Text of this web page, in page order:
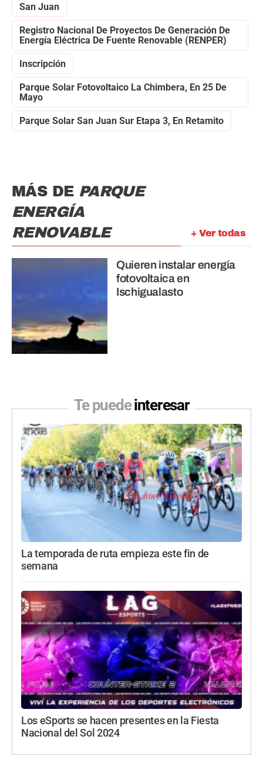
San Juan
Registro Nacional De Proyectos De Generación De
Energía Eléctrica De Fuente Renovable (RENPER)
Inscripción
Parque Solar Fotovoltaico La Chimbera, En 25 De
Mayo
Parque Solar San Juan Sur Etapa 3, En Retamito
+ Ver todas
MÁS DE PARQUE
ENERGÍA
RENOVABLE
Quieren instalar energía
fotovoltaica en
Ischigualasto
Te puedeinteresar
La temporada de ruta empieza este fin de
semana
Los eSports se hacen presentes en la Fiesta
Nacional del Sol 2024